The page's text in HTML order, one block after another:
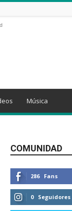
Música
COMUNIDAD
286 Fans
0 Seguidores